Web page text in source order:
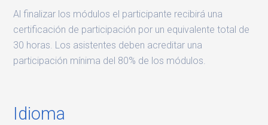
Al finalizar los módulos el participante recibirá una
certificación de participación por un equivalente total de
30 horas. Los asistentes deben acreditar una
participación mínima del 80% de los módulos.
Idioma